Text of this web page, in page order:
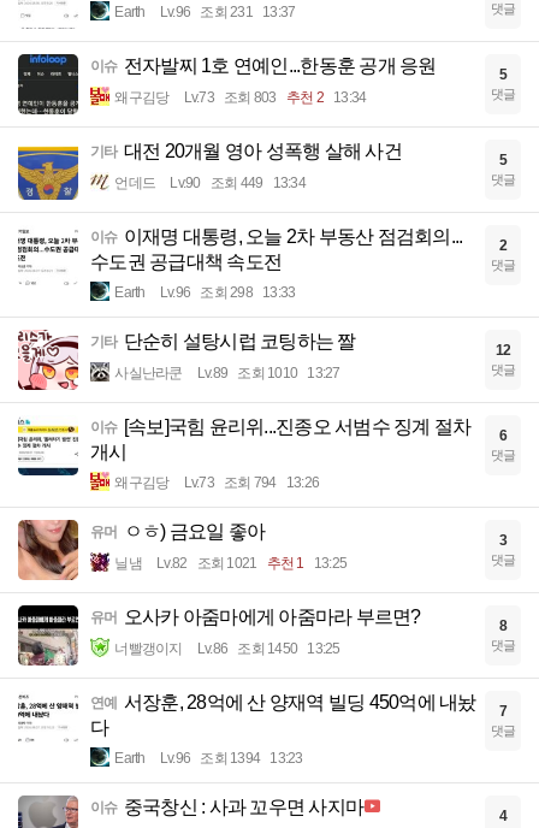
Earth Lv.96 조회 231 13:37 댓글
이슈 전자발찌 1호 연예인...한동훈 공개 응원
왜구김당 Lv.73 조회 803 추천 2 13:34
5
댓글
기타 대전 20개월 영아 성폭행 살해 사건
언데드 Lv.90 조회 449 13:34
5
댓글
이슈 이재명 대통령, 오늘 2차 부동산 점검회의...
수도권 공급대책 속도전
Earth Lv.96 조회 298 13:33
2
댓글
기타 단순히 설탕시럽 코팅하는 짤
사실난라쿤 Lv.89 조회 1010 13:27
12
댓글
이슈 [속보]국힘 윤리위...진종오 서범수 징계 절차
개시
왜구김당 Lv.73 조회 794 13:26
6
댓글
유머 ㅇㅎ) 금요일 좋아
닐냄 Lv.82 조회 1021 추천 1 13:25
3
댓글
유머 오사카 아줌마에게 아줌마라 부르면?
너빨갱이지 Lv.86 조회 1450 13:25
8
댓글
연예
서장훈, 28억에 산 양재역 빌딩 450억에 내놨
다
Earth Lv.96 조회 1394 13:23
7
댓글
이슈 중국창신 : 사과 꼬우면 사지마 4